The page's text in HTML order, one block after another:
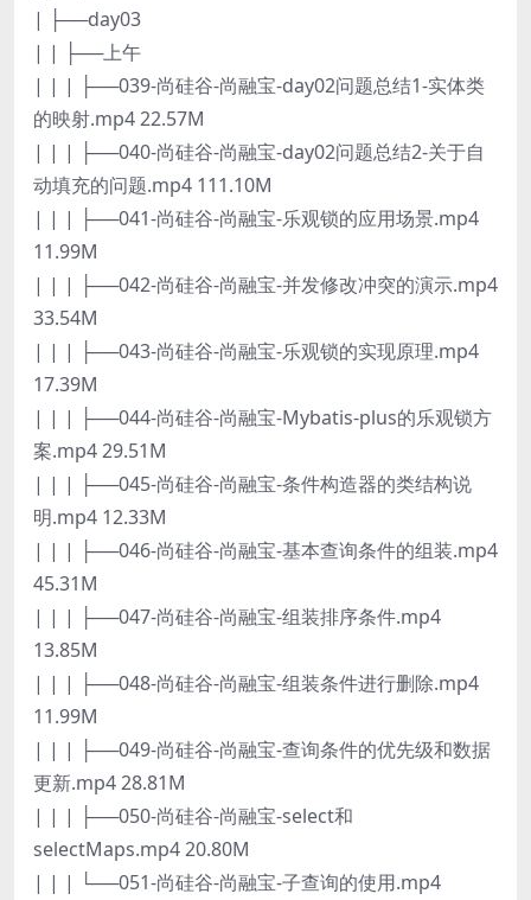
| ├──day03
| | ├──上午
| | | ├──039-尚硅谷-尚融宝-day02问题总结1-实体类
的映射.mp4 22.57M
| | | ├──040-尚硅谷-尚融宝-day02问题总结2-关于自
动填充的问题.mp4 111.10M
| | | ├──041-尚硅谷-尚融宝-乐观锁的应用场景.mp4
11.99M
| | | ├──042-尚硅谷-尚融宝-并发修改冲突的演示.mp4
33.54M
| | | ├──043-尚硅谷-尚融宝-乐观锁的实现原理.mp4
17.39M
| | | ├──044-尚硅谷-尚融宝-Mybatis-plus的乐观锁方
案.mp4 29.51M
| | | ├──045-尚硅谷-尚融宝-条件构造器的类结构说
明.mp4 12.33M
| | | ├──046-尚硅谷-尚融宝-基本查询条件的组装.mp4
45.31M
| | | ├──047-尚硅谷-尚融宝-组装排序条件.mp4
13.85M
| | | ├──048-尚硅谷-尚融宝-组装条件进行删除.mp4
11.99M
| | | ├──049-尚硅谷-尚融宝-查询条件的优先级和数据
更新.mp4 28.81M
| | | ├──050-尚硅谷-尚融宝-select和
selectMaps.mp4 20.80M
| | | └──051-尚硅谷-尚融宝-子查询的使用.mp4